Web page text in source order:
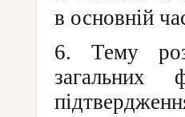
в основній
6. Тему
загальних